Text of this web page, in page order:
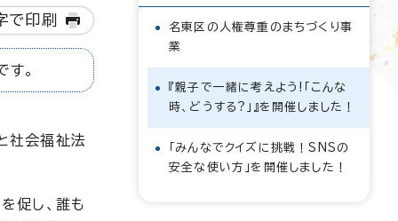
で印刷
。
社会福祉法
促し、誰も
名東区の人権尊重のまちづくり事
業
『親子で一緒に考えよう!「こんな
時、どうする?」』を開催しました！
「みんなでクイズに挑戦！SNSの
安全な使い方」を開催しました！